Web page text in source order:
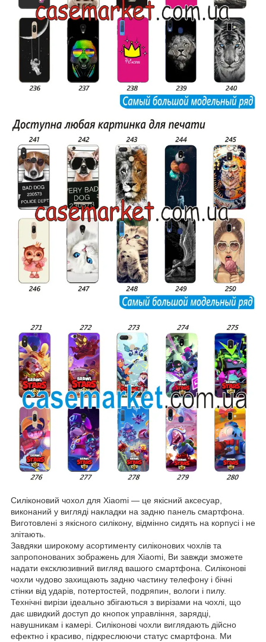
Силіконовий чохол для Xiaomi ― це якісний аксесуар,
виконаний у вигляді накладки на задню панель смартфона.
Виготовлені з якісного силікону, відмінно сидять на корпусі і не
злітають.
Завдяки широкому асортименту силіконових чохлів та
запропонованих зображень для Xiaomi, Ви завжди зможете
надати ексклюзивний вигляд вашого смартфона. Силіконові
чохли чудово захищають задню частину телефону і бічні
стінки від ударів, потертостей, подряпин, вологи і пилу.
Технічні вирізи ідеально збігаються з вирізами на чохлі, що
дає швидкий доступ до кнопок управління, зарядці,
навушникам і камері. Силіконові чохли виглядають дійсно
ефектно і красиво, підкреслюючи статус смартфона. Ми